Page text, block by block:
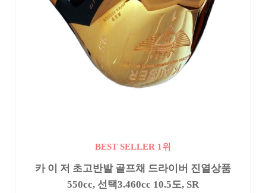
BEST SELLER 1위
카 이 저 초고반발 골프채 드라이버 진열상품
550cc, 선택3.460cc 10.5도, SR